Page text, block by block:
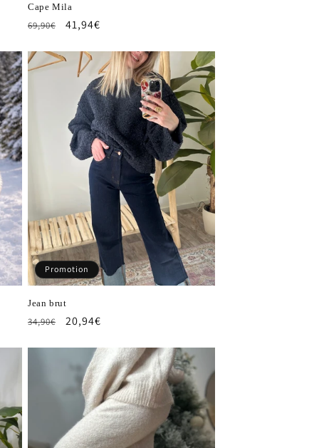
Cape Mila
Prix
69,90€
Prix
41,94€
Promotion
Jean brut
Prix
34,90€
Prix
20,94€